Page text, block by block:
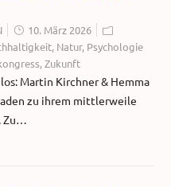
10. März 2026
, Natur, Psychologie
,Zukunft
Martin Kirchner & Hemma
zu ihrem mittlerweile
Zu…